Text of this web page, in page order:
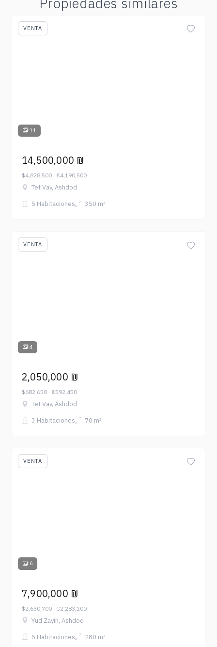
VENTA
11
14,500,000 ₪
$4,828,500 · €4,190,500
Tet Vav, Ashdod
5 Habitaciones
350 m²
VENTA
4
2,050,000 ₪
$682,650 · €592,450
Tet Vav, Ashdod
3 Habitaciones
70 m²
VENTA
6
7,900,000 ₪
$2,630,700 · €2,283,100
Yud Zayin, Ashdod
5 Habitaciones
280 m²